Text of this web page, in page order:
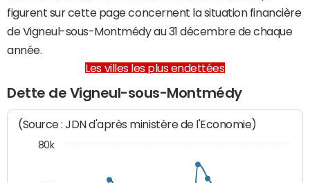
figurent sur cette page concernent la situation financière
de Vigneul-sous-Montmédy au 31 décembre de chaque
année.
Les villes les plus endettées
Dette de Vigneul-sous-Montmédy
(Source : JDN d'après ministère de l'Economie)
80k